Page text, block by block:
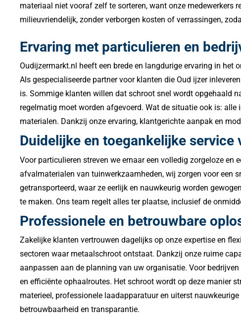
materiaal niet vooraf zelf te sorteren, want onze medewerkers
milieuvriendelijk, zonder verborgen kosten of verrassingen,
Ervaring met particulieren en
Oudijzermarkt.nl heeft een brede en langdurige ervaring in
Als gespecialiseerde partner voor klanten die Oud ijzer
is. Sommige klanten willen dat schroot snel wordt opgehaald
regelmatig moet worden afgevoerd. Wat de situatie ook is:
materialen. Dankzij onze ervaring, klantgerichte aanpak en
Duidelijke en toegankelijke service
Voor particulieren streven we ernaar een volledig zorgeloze
afvalmaterialen van tuinwerkzaamheden, wij zorgen voor een
getransporteerd, waar ze eerlijk en nauwkeurig worden
te maken. Ons team regelt alles ter plaatse, inclusief de
Professionele en betrouwbare
Zakelijke klanten vertrouwen dagelijks op onze expertise en
sectoren waar metaalschroot ontstaat. Dankzij onze ruime
aanpassen aan de planning van uw organisatie. Voor
en efficiënte ophaalroutes. Het schroot wordt op deze manier
materieel, professionele laadapparatuur en uiterst
betrouwbaarheid en transparantie.